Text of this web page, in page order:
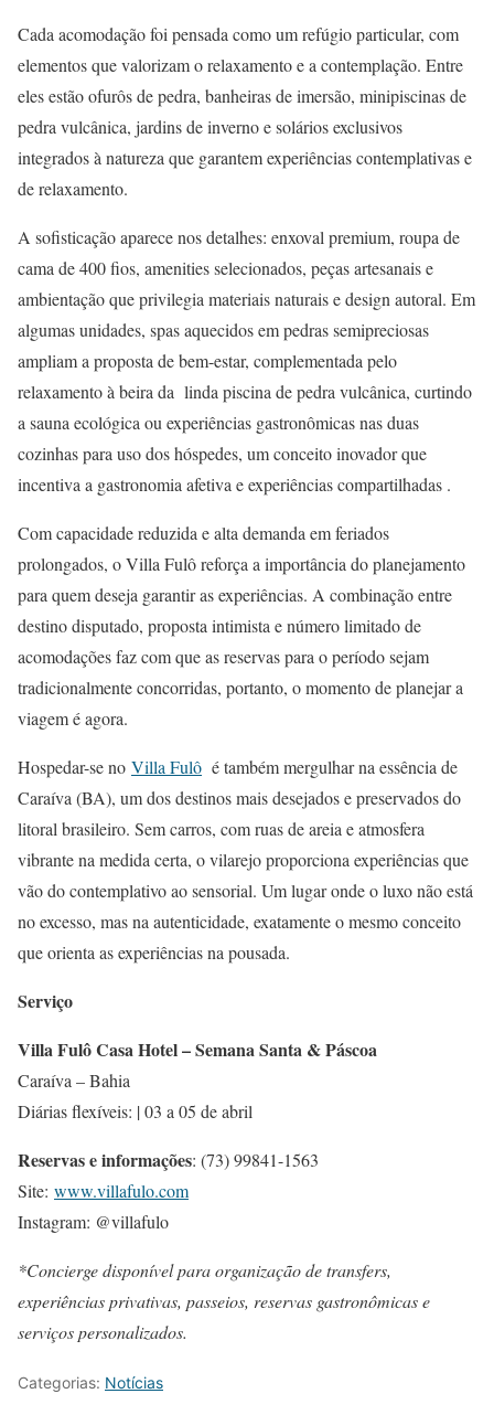
Cada acomodação foi pensada como um refúgio particular, com
elementos que valorizam o relaxamento e a contemplação. Entre
eles estão ofurôs de pedra, banheiras de imersão, minipiscinas de
pedra vulcânica, jardins de inverno e solários exclusivos
integrados à natureza que garantem experiências contemplativas e
de relaxamento.
A sofisticação aparece nos detalhes: enxoval premium, roupa de
cama de 400 fios, amenities selecionados, peças artesanais e
ambientação que privilegia materiais naturais e design autoral. Em
algumas unidades, spas aquecidos em pedras semipreciosas
ampliam a proposta de bem-estar, complementada pelo
relaxamento à beira da linda piscina de pedra vulcânica, curtindo
a sauna ecológica ou experiências gastronômicas nas duas
cozinhas para uso dos hóspedes, um conceito inovador que
incentiva a gastronomia afetiva e experiências compartilhadas .
Com capacidade reduzida e alta demanda em feriados
prolongados, o Villa Fulô reforça a importância do planejamento
para quem deseja garantir as experiências. A combinação entre
destino disputado, proposta intimista e número limitado de
acomodações faz com que as reservas para o período sejam
tradicionalmente concorridas, portanto, o momento de planejar a
viagem é agora.
Hospedar-se no Villa Fulô é também mergulhar na essência de
Caraíva (BA), um dos destinos mais desejados e preservados do
litoral brasileiro. Sem carros, com ruas de areia e atmosfera
vibrante na medida certa, o vilarejo proporciona experiências que
vão do contemplativo ao sensorial. Um lugar onde o luxo não está
no excesso, mas na autenticidade, exatamente o mesmo conceito
que orienta as experiências na pousada.
Serviço
Villa Fulô Casa Hotel – Semana Santa & Páscoa
Caraíva – Bahia
Diárias flexíveis: | 03 a 05 de abril
Reservas e informações: (73) 99841-1563
Site: www.villafulo.com
Instagram: @villafulo
*Concierge disponível para organização de transfers,
experiências privativas, passeios, reservas gastronômicas e
serviços personalizados.
Categorias: Notícias